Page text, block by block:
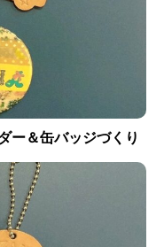
ー＆缶バッジづくり